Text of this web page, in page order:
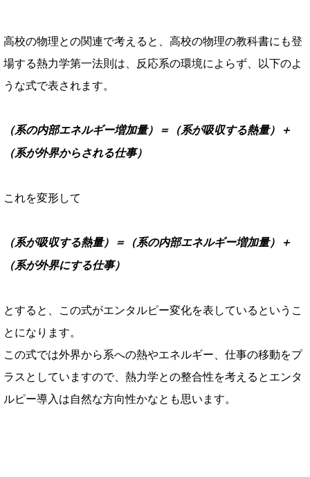
高校の物理との関連で考えると、 高校の物理の教科書にも登
場する熱力学第一法則は、反応系の環境によらず、 以下のよ
うな式で表されます。
（系の内部エネルギー増加量）＝（系が吸収する熱量）＋
（系が外界からされる仕事）
これを変形して
（系が吸収する熱量）＝（系の内部エネルギー増加量）＋
（系が外界にする仕事）
とすると、この式がエンタルピー変化を表しているというこ
とになります。
この式では外界から系への熱やエネルギー、仕事の移動をプ
ラスとしていますので、 熱力学との整合性を考えるとエンタ
ルピー導入は自然な方向性かなとも思います。